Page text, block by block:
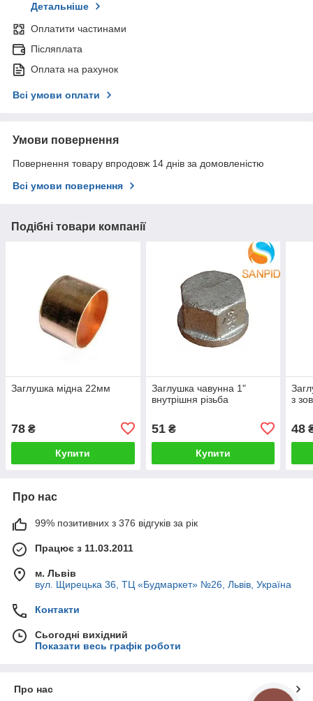
Детальніше
Оплатити частинами
Післяплата
Оплата на рахунок
Всі умови оплати
Умови повернення
Повернення товару впродовж 14 днів за домовленістю
Всі умови повернення
Подібні товари компанії
Заглушка мідна 22мм
78 ₴
Купити
Заглушка чавунна 1"
внутрішня різьба
51₴
Купити
з
48
Про нас
99% позитивних з 376 відгуків за рік
Працює з 11.03.2011
м. Львів
вул. Щирецька 36, ТЦ «Будмаркет» №26, Львів, Україна
Контакти
Сьогодні вихідний
Показати весь графік роботи
Про нас